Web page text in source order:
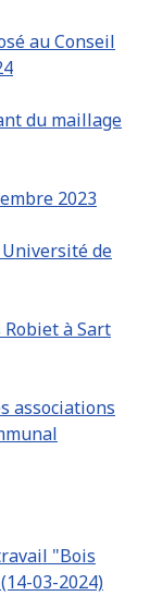
au Conseil
du maillage
2023
de
à Sart
associations
"Bois
03-2024)